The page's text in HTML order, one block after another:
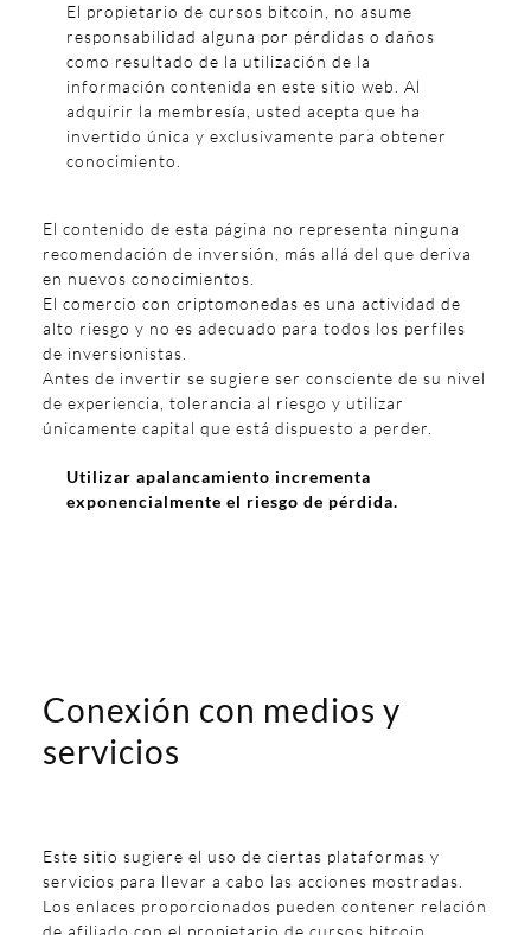
El propietario de cursos bitcoin, no asume
responsabilidad alguna por pérdidas o daños
como resultado de la utilización de la
información contenida en este sitio web. Al
adquirir la membresía, usted acepta que ha
invertido única y exclusivamente para obtener
conocimiento.
El contenido de esta página no representa ninguna
recomendación de inversión, más allá del que deriva
en nuevos conocimientos.
El comercio con criptomonedas es una actividad de
alto riesgo y no es adecuado para todos los perfiles
de inversionistas.
Antes de invertir se sugiere ser consciente de su nivel
de experiencia, tolerancia al riesgo y utilizar
únicamente capital que está dispuesto a perder.
Utilizar apalancamiento incrementa
exponencialmente el riesgo de pérdida.
Conexión con medios y
servicios
Este sitio sugiere el uso de ciertas plataformas y
servicios para llevar a cabo las acciones mostradas.
Los enlaces proporcionados pueden contener relación
de afiliado con el propietario de cursos bitcoin.